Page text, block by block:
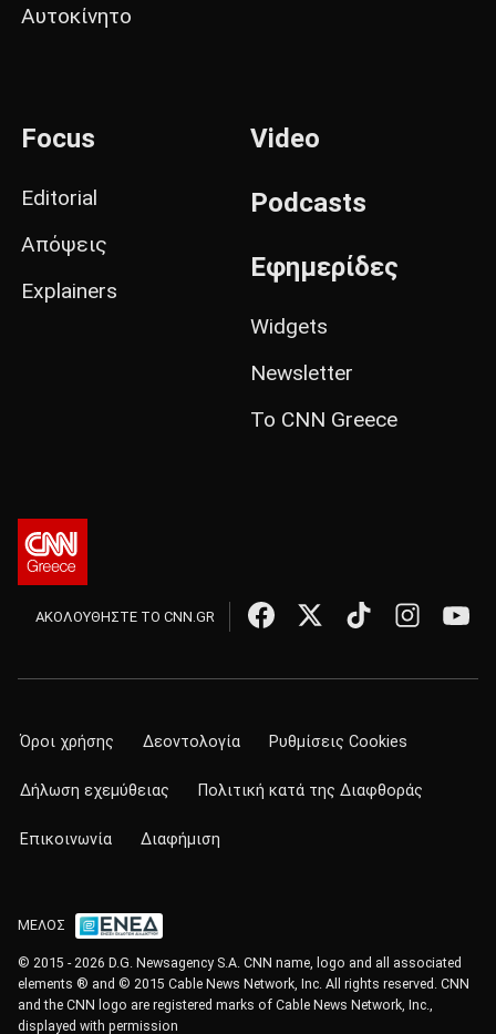
Αυτοκίνητο
Focus
Editorial
Απόψεις
Explainers
Video
Podcasts
Εφημερίδες
Widgets
Newsletter
Το CNN Greece
ΑΚΟΛΟΥΘΗΣΤΕ ΤΟ CNN.GR
Όροι χρήσης Δεοντολογία Ρυθμίσεις Cookies
Δήλωση εχεμύθειας Πολιτική κατά της Διαφθοράς
Επικοινωνία Διαφήμιση
ΜΕΛΟΣ
© 2015 - 2026 D.G. Newsagency S.A. CNN name, logo and all associated
elements ® and © 2015 Cable News Network, Inc. All rights reserved. CNN
and the CNN logo are registered marks of Cable News Network, Inc.,
displayed with permission